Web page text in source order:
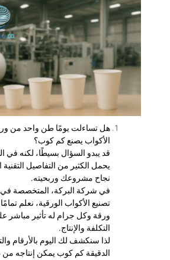
هل تساءلت يومًا طن واحد من
الأكواب يصنع كم كوب؟
قد يبدو السؤال بسيطًا، لكنه في
يحمل الكثير من التفاصيل التقنية
نجاح مشروعك وربحيته.
في شركة البركة، المتخصصة في
تصنيع الأكواب الورقية، نعلم
ورقة وكل جرام له تأثير مباشر
التكلفة والإنتاج.
لذا سنكشف لك اليوم بالأرقام
الدقيقة كم كوب يمكن إنتاجه